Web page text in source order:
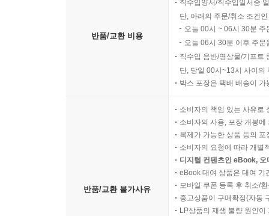
반품/교환 비용
직수입양서/직수입일서중
단, 아래의 주문/취소 조건
오늘 00시 ~ 06시 30분
오늘 06시 30분 이후 주
직수입 음반/영상물/기프트
단, 당일 00시~13시 사이의
박스 포장은 택배 배송이
반품/교환 불가사유
소비자의 책임 있는 사유로
소비자의 사용, 포장 개봉
복제가 가능한 상품 등의
소비자의 요청에 따라 개별
디지털 컨텐츠인 eBook,
eBook 대여 상품은 대여 기
모바일 쿠폰 등록 후 취소/
중고상품이 구매확정(자동
LP상품의 재생 불량 원인